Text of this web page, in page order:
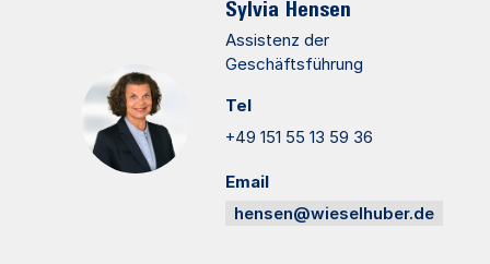
Sylvia Hensen
Assistenz der
Geschäftsführung
Tel
+49 151 55 13 59 36
Email
hensen@wieselhuber.de